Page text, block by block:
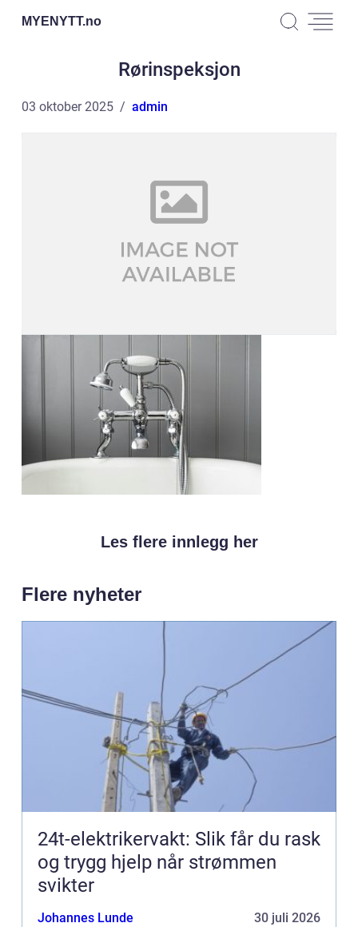
MYENYTT.no
Rørinspeksjon
03 oktober 2025 admin
Les flere innlegg her
Flere nyheter
24t-elektrikervakt: Slik får du rask
og trygg hjelp når strømmen
svikter
Johannes Lunde 30 juli 2026